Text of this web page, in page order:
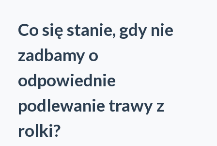
Co się stanie, gdy nie
zadbamy o
odpowiednie
podlewanie trawy z
rolki?